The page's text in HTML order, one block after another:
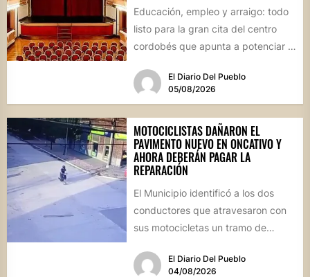
Educación, empleo y arraigo: todo
listo para la gran cita del centro
cordobés que apunta a potenciar el
El Diario Del Pueblo
05/08/2026
MOTOCICLISTAS DAÑARON EL
PAVIMENTO NUEVO EN ONCATIVO Y
AHORA DEBERÁN PAGAR LA
REPARACIÓN
El Municipio identificó a los dos
conductores que atravesaron con
sus motocicletas un tramo de
calle...
El Diario Del Pueblo
04/08/2026